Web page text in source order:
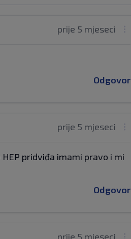
prije 5 mjeseci
Odgovor
prije 5 mjeseci
pridviđa imami pravo i mi
Odgovor
prije 5 mjeseci